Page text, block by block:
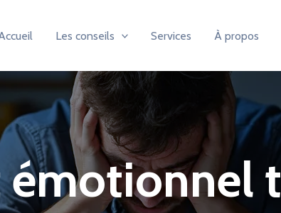
Les conseils Services À propos
émotionnel